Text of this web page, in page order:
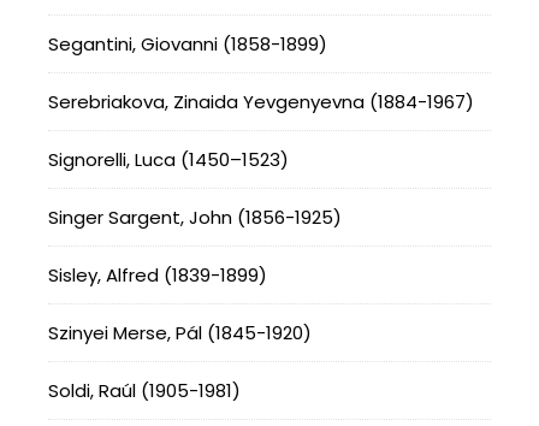
Segantini, Giovanni (1858-1899)
Serebriakova, Zinaida Yevgenyevna (1884-1967)
Signorelli, Luca (1450–1523)
Singer Sargent, John (1856-1925)
Sisley, Alfred (1839-1899)
Szinyei Merse, Pál (1845-1920)
Soldi, Raúl (1905-1981)